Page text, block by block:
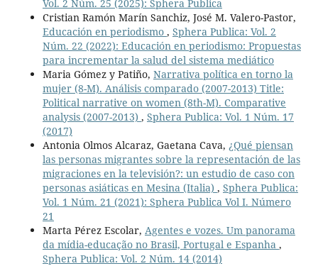
Vol. 2 Núm. 25 (2025): Sphera Publica
Cristian Ramón Marín Sanchiz, José M. Valero-Pastor,
Educación en periodismo , Sphera Publica: Vol. 2
Núm. 22 (2022): Educación en periodismo: Propuestas
para incrementar la salud del sistema mediático
Maria Gómez y Patiño, Narrativa política en torno la
mujer (8-M). Análisis comparado (2007-2013) Title:
Political narrative on women (8th-M). Comparative
analysis (2007-2013) , Sphera Publica: Vol. 1 Núm. 17
(2017)
Antonia Olmos Alcaraz, Gaetana Cava, ¿Qué piensan
las personas migrantes sobre la representación de las
migraciones en la televisión?: un estudio de caso con
personas asiáticas en Mesina (Italia) , Sphera Publica:
Vol. 1 Núm. 21 (2021): Sphera Publica Vol I. Número
21
Marta Pérez Escolar, Agentes e vozes. Um panorama
da mídia-educação no Brasil, Portugal e Espanha ,
Sphera Publica: Vol. 2 Núm. 14 (2014)